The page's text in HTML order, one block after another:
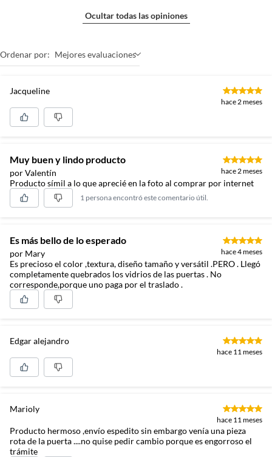
Ocultar todas las opiniones
Ordenar por: Mejores evaluaciones
Jacqueline
hace 2 meses
Muy buen y lindo producto
por Valentín hace 2 meses
Producto símil a lo que aprecié en la foto al comprar por internet
1 persona encontró este comentario útil.
Es más bello de lo esperado
por Mary hace 4 meses
Es precioso el color ,textura, diseño tamaño y versátil .PERO . Llegó
completamente quebrados los vidrios de las puertas . No
corresponde,porque uno paga por el traslado .
Edgar alejandro
hace 11 meses
Marioly
hace 11 meses
Producto hermoso ,envío espedito sin embargo venía una pieza
rota de la puerta ....no quise pedir cambio porque es engorroso el
trámite